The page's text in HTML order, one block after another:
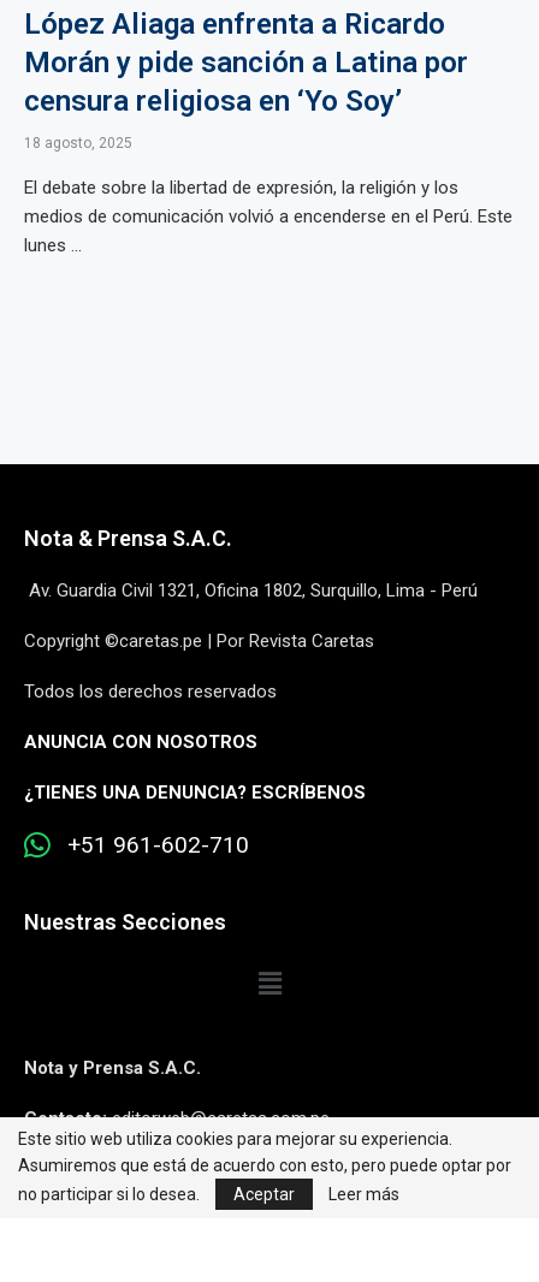
López Aliaga enfrenta a Ricardo
Morán y pide sanción a Latina por
censura religiosa en ‘Yo Soy’
18 agosto, 2025
El debate sobre la libertad de expresión, la religión y los
medios de comunicación volvió a encenderse en el Perú. Este
lunes ...
Nota & Prensa S.A.C.
Av. Guardia Civil 1321, Oficina 1802, Surquillo, Lima - Perú
Copyright ©caretas.pe | Por Revista Caretas
Todos los derechos reservados
ANUNCIA CON NOSOTROS
¿TIENES UNA DENUNCIA? ESCRÍBENOS
+51 961-602-710
Nuestras Secciones
Nota y Prensa S.A.C.
Contacto:editorweb@caretas.com.pe
Síguenos:
Este sitio web utiliza cookies para mejorar su experiencia.
Asumiremos que está de acuerdo con esto, pero puede optar por
no participar si lo desea.
Aceptar Leer más